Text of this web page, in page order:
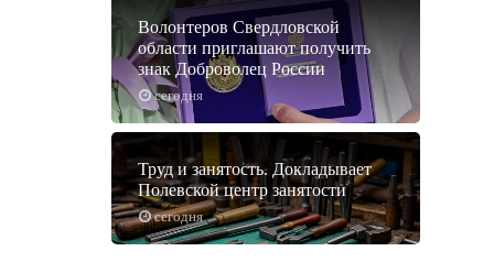
сегодня
Волонтеров Свердловской
области приглашают получить
знак Доброволец России
сегодня
Труд и занятость. Докладывает
Полевской центр занятости